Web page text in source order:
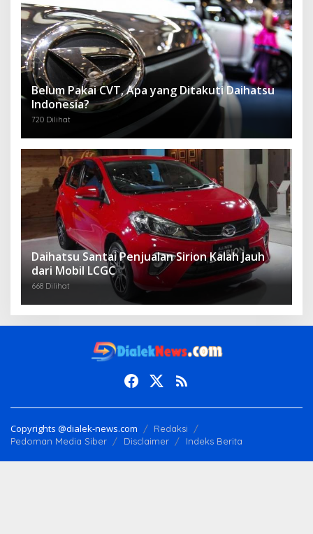
Belum Pakai CVT, Apa yang Ditakuti Daihatsu
Indonesia?
720 Dilihat
Daihatsu Santai Penjualan Sirion Kalah Jauh
dari Mobil LCGC
668 Dilihat
Copyrights @dialek-news.com
Redaksi
Pedoman Media Siber
Disclaimer Indeks Berita